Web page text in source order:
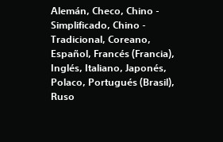
a
s
e
Alemán, Checo, Chino -
Simplificado, Chino -
Tradicional, Coreano,
Español, Francés (Francia),
Inglés, Italiano, Japonés,
Polaco, Portugués (Brasil),
Ruso